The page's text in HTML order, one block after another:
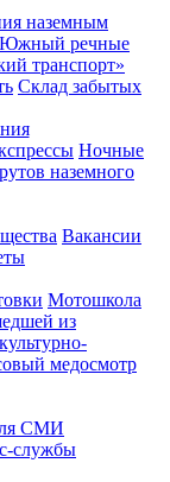
наземным
речные
транспорт»
Склад забытых
Ночные
наземного
Вакансии
Мотошкола
из
медосмотр
СМИ
службы